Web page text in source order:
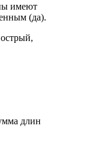
имеют
(да).
длин